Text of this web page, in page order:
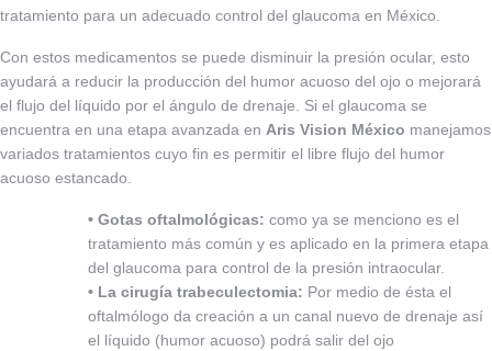
tratamiento para un adecuado control del glaucoma en México.
Con estos medicamentos se puede disminuir la presión ocular, esto
ayudará a reducir la producción del humor acuoso del ojo o mejorará
el flujo del líquido por el ángulo de drenaje. Si el glaucoma se
encuentra en una etapa avanzada en Aris Vision México manejamos
variados tratamientos cuyo fin es permitir el libre flujo del humor
acuoso estancado.
• Gotas oftalmológicas: como ya se menciono es el
tratamiento más común y es aplicado en la primera etapa
del glaucoma para control de la presión intraocular.
• La cirugía trabeculectomia: Por medio de ésta el
oftalmólogo da creación a un canal nuevo de drenaje así
el líquido (humor acuoso) podrá salir del ojo